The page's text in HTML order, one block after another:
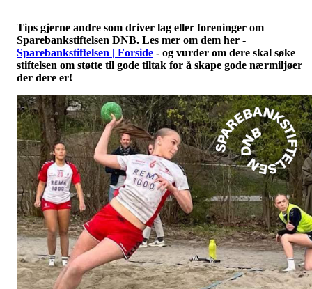
Tips gjerne andre som driver lag eller foreninger om
Sparebankstiftelsen DNB. Les mer om dem her -
Sparebankstiftelsen | Forside - og vurder om dere skal søke
stiftelsen om støtte til gode tiltak for å skape gode nærmiljøer
der dere er!